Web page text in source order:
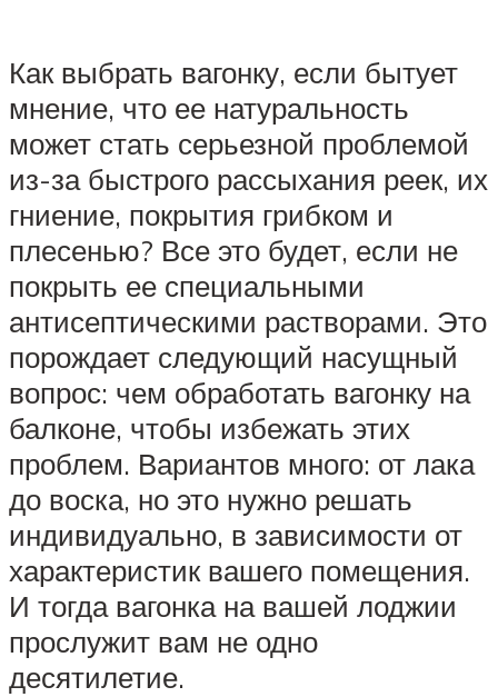
Как выбрать вагонку, если бытует
мнение, что ее натуральность
может стать серьезной проблемой
из-за быстрого рассыхания реек, их
гниение, покрытия грибком и
плесенью? Все это будет, если не
покрыть ее специальными
антисептическими растворами. Это
порождает следующий насущный
вопрос: чем обработать вагонку на
балконе, чтобы избежать этих
проблем. Вариантов много: от лака
до воска, но это нужно решать
индивидуально, в зависимости от
характеристик вашего помещения.
И тогда вагонка на вашей лоджии
прослужит вам не одно
десятилетие.